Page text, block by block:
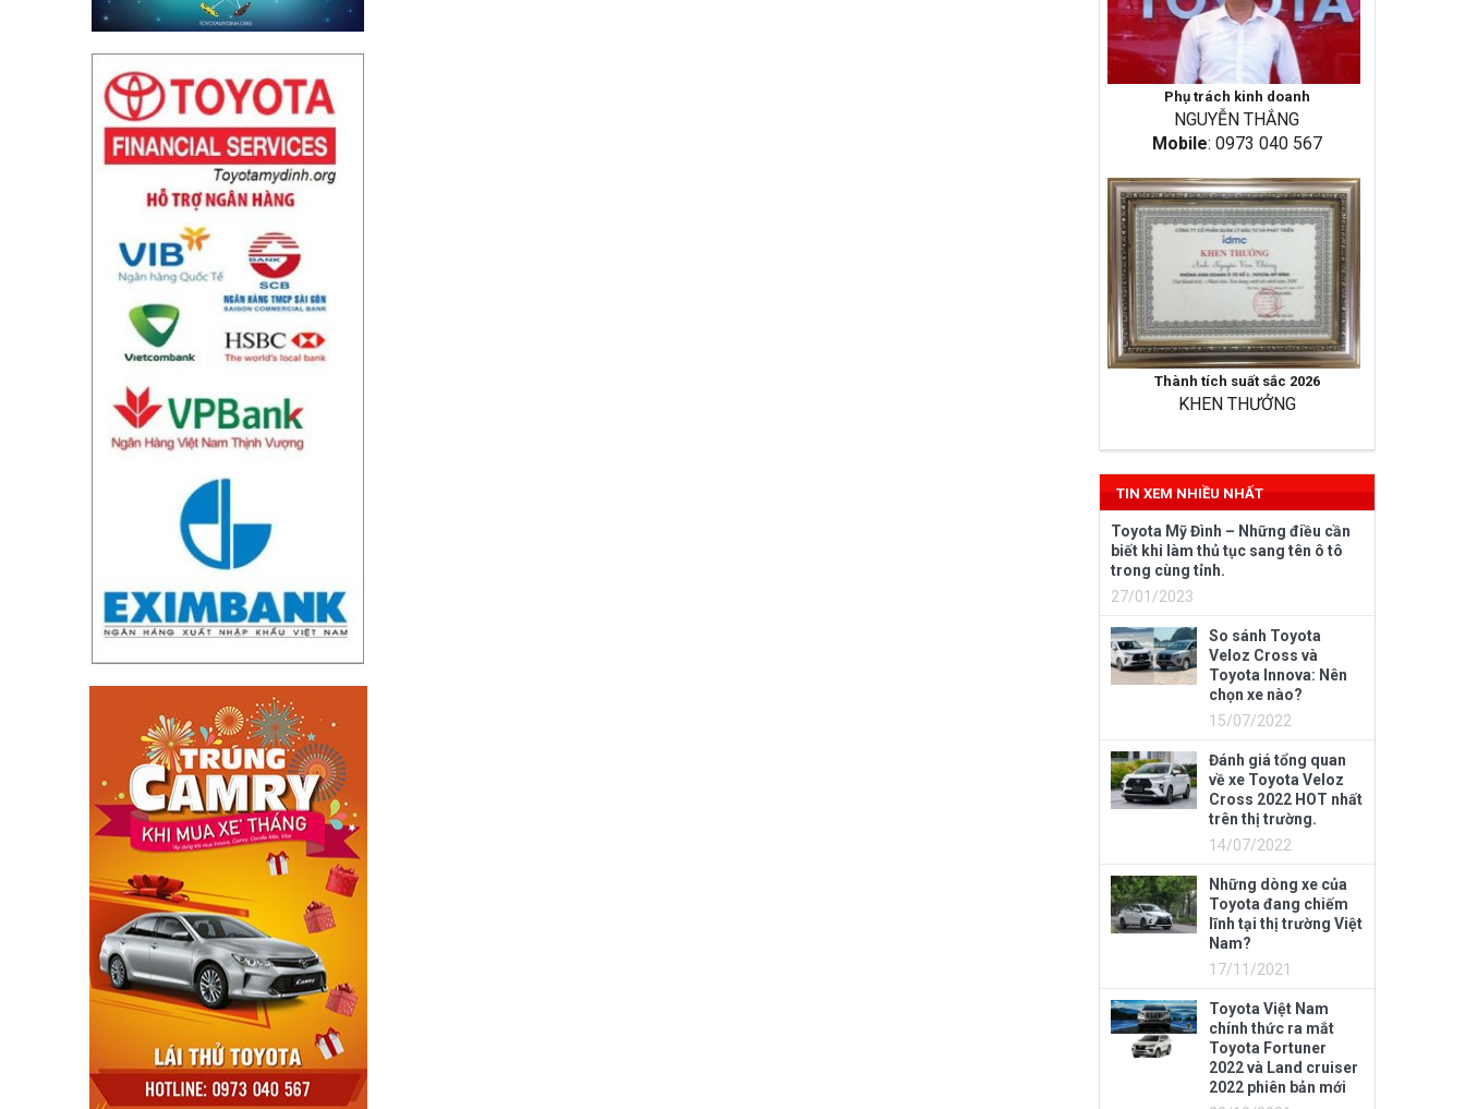
Phụ trách kinh doanh
NGUYỄN THẮNG
Mobile: 0973 040 567
Thành tích suất sắc 2026
KHEN THƯỞNG
TIN XEM NHIỀU NHẤT
Toyota Mỹ Đình – Những điều cần
biết khi làm thủ tục sang tên ô tô
trong cùng tỉnh.
27/01/2023
So sánh Toyota
Veloz Cross và
Toyota Innova: Nên
chọn xe nào?
15/07/2022
Đánh giá tổng quan
về xe Toyota Veloz
Cross 2022 HOT nhất
trên thị trường.
14/07/2022
Những dòng xe của
Toyota đang chiếm
lĩnh tại thị trường Việt
Nam?
17/11/2021
Toyota Việt Nam
chính thức ra mắt
Toyota Fortuner
2022 và Land cruiser
2022 phiên bản mới